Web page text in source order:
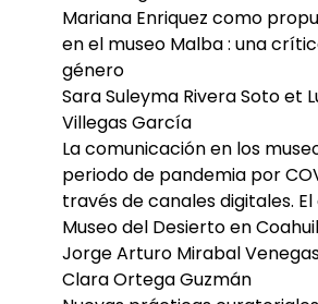
Mariana Enriquez como
en el museo Malba : una
género
Sara Suleyma Rivera Soto et
Villegas García
La comunicación en los
periodo de pandemia por
través de canales digitales.
Museo del Desierto en
Jorge Arturo Mirabal
Clara Ortega Guzmán